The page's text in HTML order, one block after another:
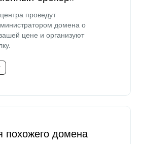
проведут
домена о
цене и организуют
похожего домена